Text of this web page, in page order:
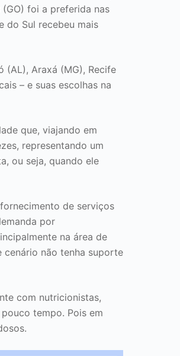
foi a preferida nas
do Sul recebeu mais
(AL), Araxá (MG), Recife
– e suas escolhas na
que, viajando em
representando um
ou seja, quando ele
de serviços
por
na área de
cenário não tenha suporte
com nutricionistas,
tempo. Pois em